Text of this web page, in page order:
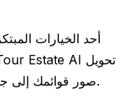
أحد الخيارات
صور قوائمك إلى جولات فيديو مثيرة، مما يوفر لك الوقت والجهد.